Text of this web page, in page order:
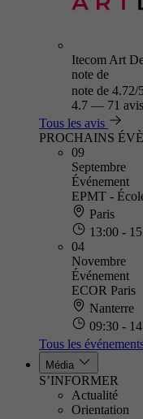
Itecom Art
note de
note de 4.72/
4.7 — 71 avis
Tous les avis
PROCHAINS
09
Septembre
Événement
EPMT -
Paris
13:00 -
04
Novembre
Événement
ECOR Paris
Nanterre
09:30 -
Tous les
Média
S’INFORMER
Actualité
Orientation